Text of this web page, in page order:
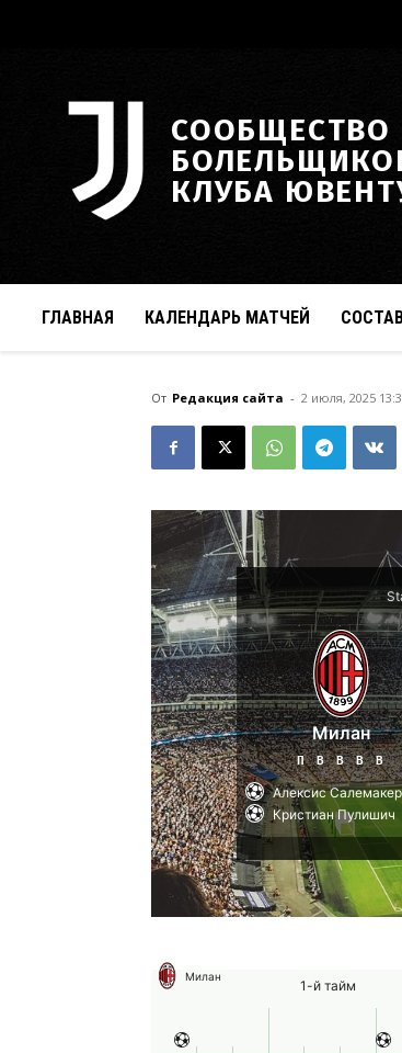
СООБЩЕСТВО
КЛУБА
ГЛАВНАЯ КАЛЕНДАРЬ МАТЧЕЙ
От Редакция сайта - 2 июля, 2025
Милан
П В В В В
Алексис
Кристиан Пулишич
Милан
1-й тайм